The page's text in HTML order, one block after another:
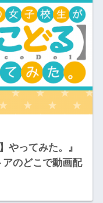
やってみた。』
のどこで動画配